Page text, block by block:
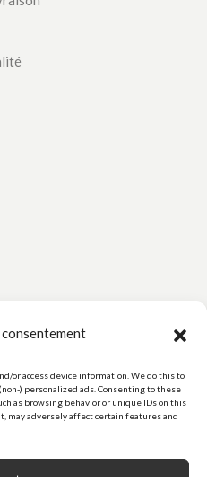
or access device information. We do this to
) personalized ads. Consenting to these
as browsing behavior or unique IDs on this
may adversely affect certain features and